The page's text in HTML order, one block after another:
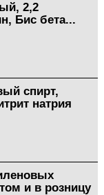
2,2
Бис бета...
спирт,
натрия
и в розницу